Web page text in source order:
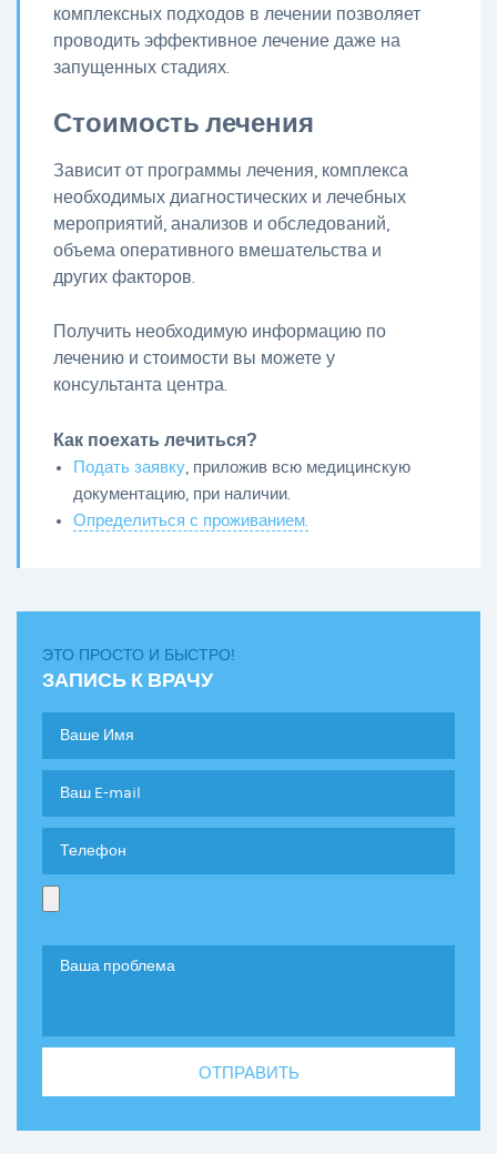
комплексных подходов в лечении позволяет
проводить эффективное лечение даже на
запущенных стадиях.
Стоимость лечения
Зависит от программы лечения, комплекса
необходимых диагностических и лечебных
мероприятий, анализов и обследований,
объема оперативного вмешательства и
других факторов.
Получить необходимую информацию по
лечению и стоимости вы можете у
консультанта центра.
Как поехать лечиться?
Подать заявку, приложив всю медицинскую
документацию, при наличии.
Определиться с проживанием.
ЭТО ПРОСТО И БЫСТРО!
ЗАПИСЬ К ВРАЧУ